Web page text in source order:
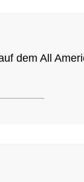
dem All